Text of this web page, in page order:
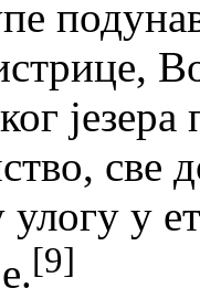
све
улогу у
[9]